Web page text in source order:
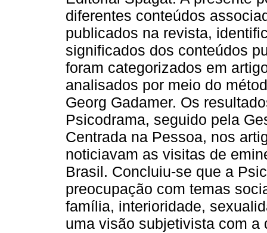
diferentes conteúdos
publicados na revista,
significados dos conteúdos
foram categorizados em
analisados por meio do
Georg Gadamer. Os
Psicodrama, seguido pela
Centrada na Pessoa, nos
noticiavam as visitas de
Brasil. Concluiu-se que a
preocupação com temas
família, interioridade,
uma visão subjetivista com